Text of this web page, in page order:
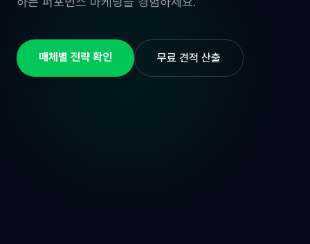
매체별 전략 확인 무료 견적 산출